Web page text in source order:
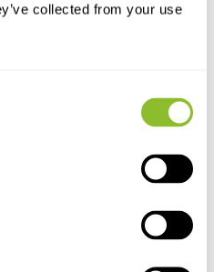
collected from your use